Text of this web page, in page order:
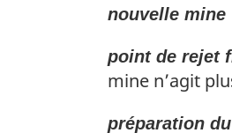
nouvelle mine
point de rejet
mine n’agit
préparation